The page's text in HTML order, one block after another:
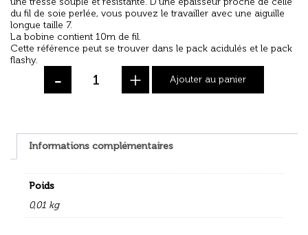
du fil de soie perlée, vous pouvez le travailler avec une aiguille
longue taille 7.
La bobine contient 10m de fil.
Cette référence peut se trouver dans le pack acidulés et le pack
flashy.
- + Ajouter au panier
Informations complémentaires
Poids
0,01 kg